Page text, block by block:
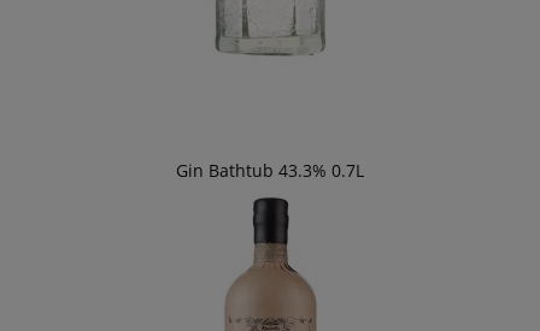
Gin Bathtub 43.3% 0.7L